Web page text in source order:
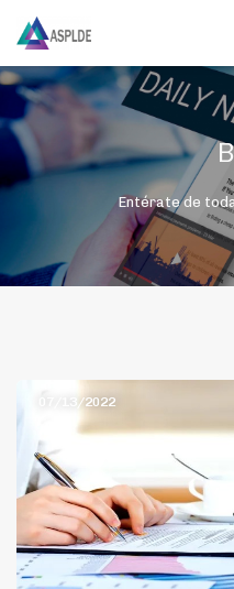
Entérate de
07/13/2022